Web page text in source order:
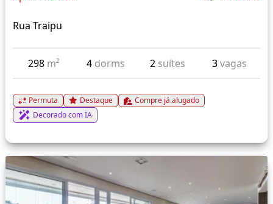
Rua Traipu
298 m² 4 dorms 2 suítes 3vagas
Permuta Destaque
Compre já alugado
Decorado com IA